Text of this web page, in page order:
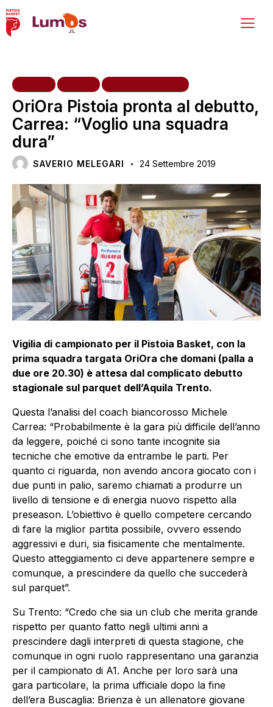
OriOra Pistoia pronta al debutto,
Carrea: “Voglio una squadra
dura”
SAVERIO MELEGARI 24 Settembre 2019
Vigilia di campionato per il Pistoia Basket, con la
prima squadra targata OriOra che domani (palla a
due ore 20.30) è attesa dal complicato debutto
stagionale sul parquet dell’Aquila Trento.
Questa l’analisi del coach biancorosso Michele
Carrea: “Probabilmente è la gara più difficile dell’anno
da leggere, poiché ci sono tante incognite sia
tecniche che emotive da entrambe le parti. Per
quanto ci riguarda, non avendo ancora giocato con i
due punti in palio, saremo chiamati a produrre un
livello di tensione e di energia nuovo rispetto alla
preseason. L’obiettivo è quello competere cercando
di fare la miglior partita possibile, ovvero essendo
aggressivi e duri, sia fisicamente che mentalmente.
Questo atteggiamento ci deve appartenere sempre e
comunque, a prescindere da quello che succederà
sul parquet”.
Su Trento: “Credo che sia un club che merita grande
rispetto per quanto fatto negli ultimi anni a
prescindere dagli interpreti di questa stagione, che
comunque in ogni ruolo rappresentano una garanzia
per il campionato di A1. Anche per loro sarà una
gara particolare, la prima ufficiale dopo la fine
dell’era Buscaglia: Brienza è un allenatore giovane